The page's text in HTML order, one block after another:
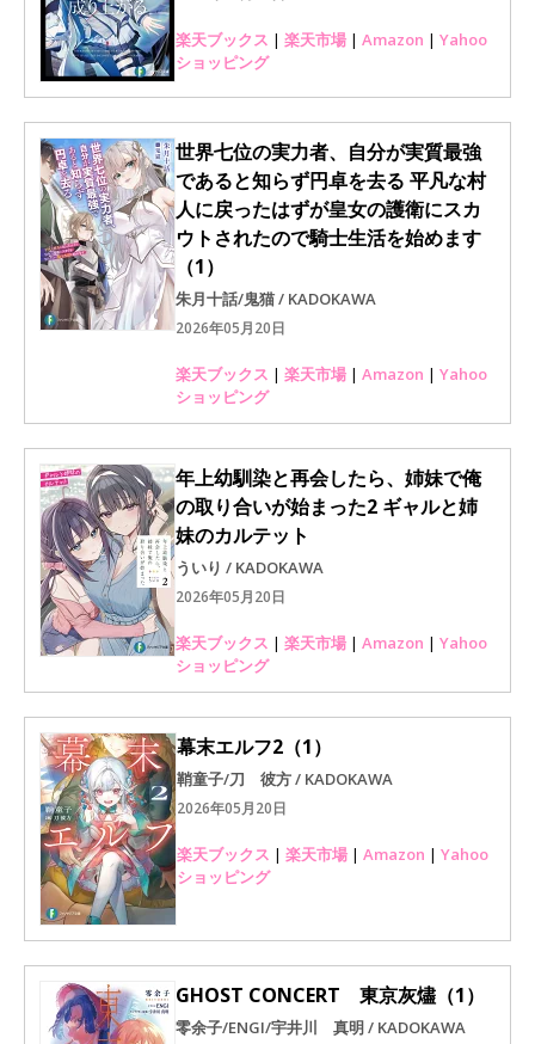
楽天ブックス | 楽天市場 | Amazon | Yahoo
ショッピング
世界七位の実力者、自分が実質最強
であると知らず円卓を去る 平凡な村
人に戻ったはずが皇女の護衛にスカ
ウトされたので騎士生活を始めます
（1）
朱月十話/鬼猫 / KADOKAWA
2026年05月20日
楽天ブックス | 楽天市場 | Amazon | Yahoo
ショッピング
年上幼馴染と再会したら、姉妹で俺
の取り合いが始まった2 ギャルと姉
妹のカルテット
ういり / KADOKAWA
2026年05月20日
楽天ブックス | 楽天市場 | Amazon | Yahoo
ショッピング
幕末エルフ2（1）
鞘童子/刀 彼方 / KADOKAWA
2026年05月20日
楽天ブックス | 楽天市場 | Amazon | Yahoo
ショッピング
GHOST CONCERT 東京灰燼（1）
零余子/ENGI/宇井川 真明 / KADOKAWA